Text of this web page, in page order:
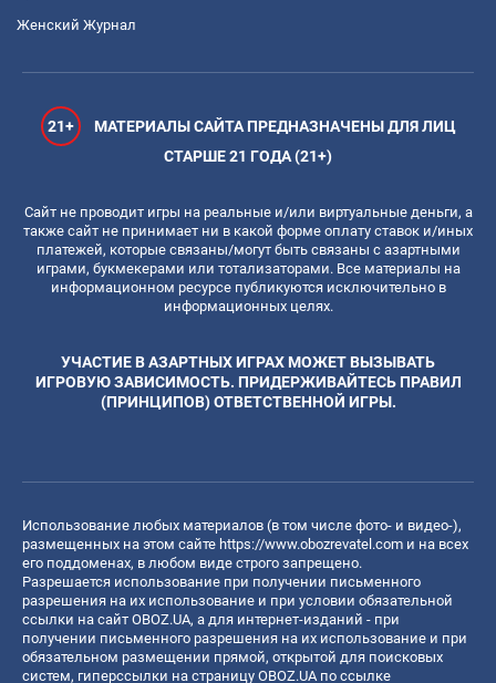
Женский Журнал
21+
МАТЕРИАЛЫ САЙТА ПРЕДНАЗНАЧЕНЫ ДЛЯ ЛИЦ
СТАРШЕ 21 ГОДА (21+)
Сайт не проводит игры на реальные и/или виртуальные деньги, а
также сайт не принимает ни в какой форме оплату ставок и/иных
платежей, которые связаны/могут быть связаны с азартными
играми, букмекерами или тотализаторами. Все материалы на
информационном ресурсе публикуются исключительно в
информационных целях.
УЧАСТИЕ В АЗАРТНЫХ ИГРАХ МОЖЕТ ВЫЗЫВАТЬ
ИГРОВУЮ ЗАВИСИМОСТЬ. ПРИДЕРЖИВАЙТЕСЬ ПРАВИЛ
(ПРИНЦИПОВ) ОТВЕТСТВЕННОЙ ИГРЫ.
Использование любых материалов (в том числе фото- и видео-),
размещенных на этом сайте https://www.obozrevatel.com и на всех
его поддоменах, в любом виде строго запрещено.
Разрешается использование при получении письменного
разрешения на их использование и при условии обязательной
ссылки на сайт OBOZ.UA, а для интернет-изданий - при
получении письменного разрешения на их использование и при
обязательном размещении прямой, открытой для поисковых
систем, гиперссылки на страницу OBOZ.UA по ссылке